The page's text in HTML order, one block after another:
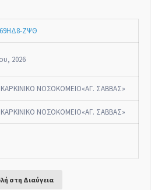
ΖΨΘ
2026
ΝΟΣΟΚΟΜΕΙΟ«ΑΓ. ΣΑΒΒΑΣ»
ΝΟΣΟΚΟΜΕΙΟ«ΑΓ. ΣΑΒΒΑΣ»
στη Διαύγεια